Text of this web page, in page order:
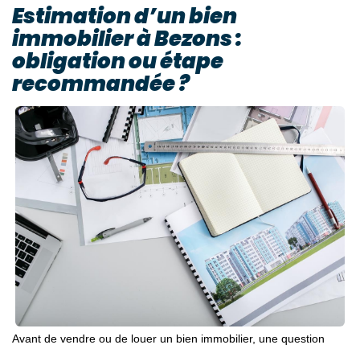
Estimation d’un bien
immobilier à Bezons :
obligation ou étape
recommandée ?
Avant de vendre ou de louer un bien immobilier, une question